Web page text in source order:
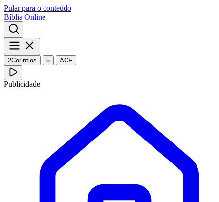
Pular para o conteúdo
Bíblia Online
2Coríntios 5 ACF
Publicidade